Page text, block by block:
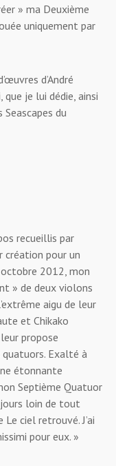
» ma Deuxième
uniquement par
d’André
je lui dédie, ainsi
du
recueillis par
création pour un
2012, mon
» de deux violons
aigu de leur
et Chikako
propose
quatuors. Exalté à
étonnante
Septième Quatuor
loin de tout
ciel retrouvé. J’ai
pour eux. »